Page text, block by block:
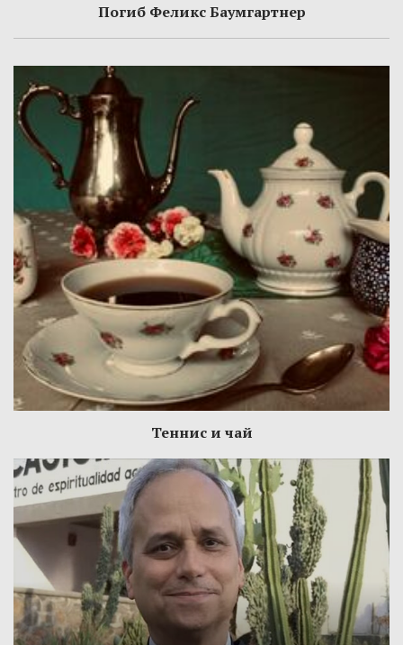
Погиб Феликс Баумгартнер
Теннис и чай